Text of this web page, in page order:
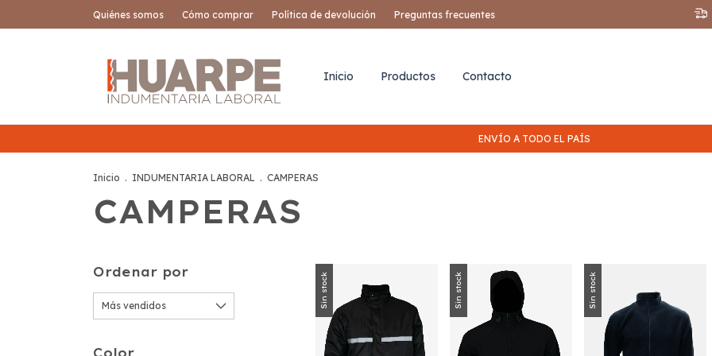
Quiénes somos Cómo comprar Política de devolución Preguntas frecuentes
Inicio Productos Contacto
ENVÍO A TODO EL PAÍS
Inicio . INDUMENTARIA LABORAL . CAMPERAS
CAMPERAS
Ordenar por
Color
Sin stock Sin stock Sin stock